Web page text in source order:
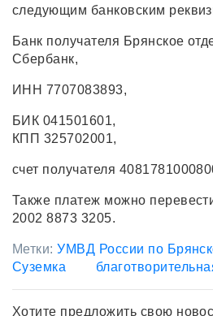
следующим банковским
Банк получателя Брянское
Сбербанк,
ИНН 7707083893,
БИК 041501601,
КПП 325702001,
счет получателя
Также платеж можно
2002 8873 3205.
Метки:УМВД России по
Суземка
Хотите предложить свою